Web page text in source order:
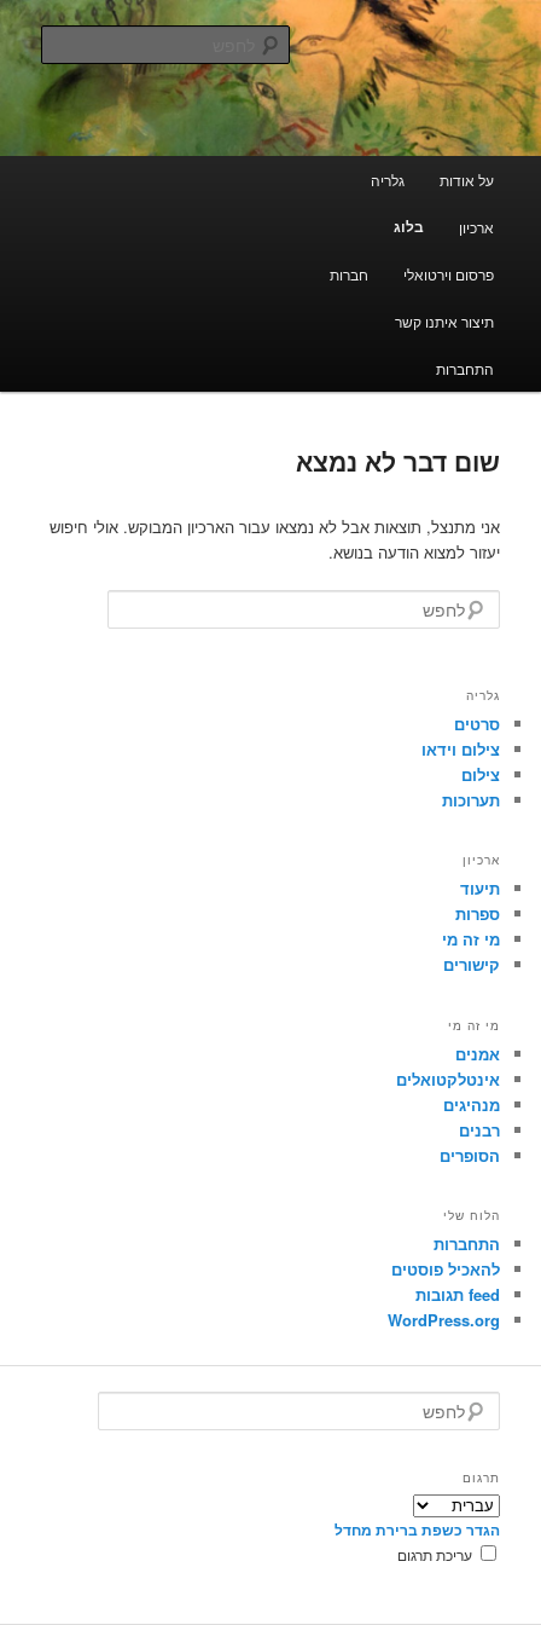
עבור
לתוכן
הראשי
מעבר
לתוכן
משני
ארכיון מרוקאי יהודי
גלריה קוד פתוח
לחפש
על אודות גלריה
ארכיון בלוג
פרסום וירטואלי חברות
תיצור איתנו קשר
התחברות
שום דבר לא נמצא
אני מתנצל, תוצאות אבל לא נמצאו עבור הארכיון המבוקש. אולי חיפוש
יעזור למצוא הודעה בנושא.
לחפש
גלריה
סרטים
צילום וידאו
צילום
תערוכות
ארכיון
תיעוד
ספרות
מי זה מי
קישורים
מי זה מי
אמנים
אינטלקטואלים
מנהיגים
רבנים
הסופרים
הלוח שלי
התחברות
להאכיל פוסטים
feed תגובות
WordPress.org
ח
ש
תרגום
הגדר כשפת ברירת מחדל
עריכת תרגום